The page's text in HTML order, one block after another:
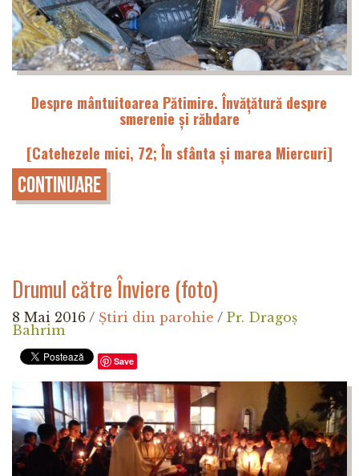
Despre mântuitoarea Pătimire. Învățătură despre
smerenie și răbdare
[Catehezele mici, 72; În sfânta și marea Miercuri]
Continuare
Drumul către Înviere (foto)
8 Mai 2016 / Știri din parohie / Pr. Dragoș
Bahrim
Save